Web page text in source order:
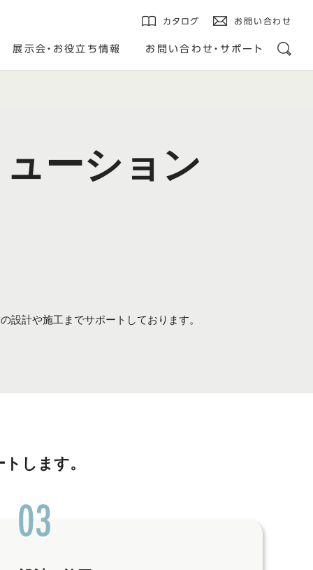
カタログ お問い合わせ
展示会・お役立ち情報 お問い合わせ・サポート
ーション
設計や施工までサポートしております。
します。